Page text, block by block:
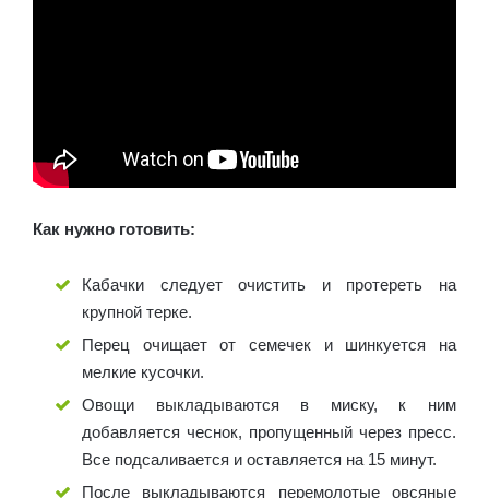
Как нужно готовить:
Кабачки следует очистить и протереть на
крупной терке.
Перец очищает от семечек и шинкуется на
мелкие кусочки.
Овощи выкладываются в миску, к ним
добавляется чеснок, пропущенный через пресс.
Все подсаливается и оставляется на 15 минут.
После выкладываются перемолотые овсяные